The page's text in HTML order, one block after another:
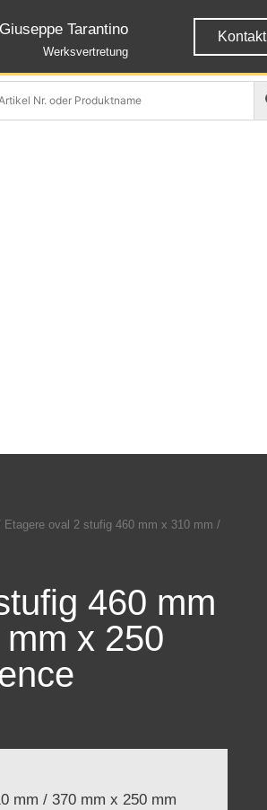
Giuseppe Tarantino
Werksvertretung
Kontakt
Etagere oval 2 stufig 460 mm x 310 mm /
460 mm
x 250
mm / 370 mm x 250 mm